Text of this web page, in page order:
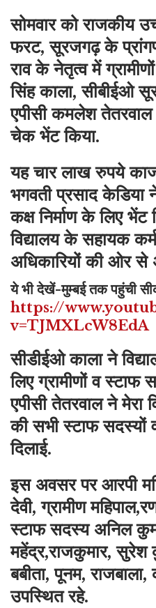
सोमवार को राजकीय
फरट, सूरजगढ़ के प्रांगण
राव के नेतृत्व में
सिंह काला, सीबीईओ
एपीसी कमलेश
चेक भेंट किया.
यह चार लाख रुपये
भगवती प्रसाद केडिया
कक्ष निर्माण के लिए
विद्यालय के सहायक
अधिकारियों की ओर से
ये भी देखें-मुम्बई तक पहुंची
https://
v=TJMXLcW8EdA
सीडीईओ काला ने
लिए ग्रामीणों व स्टाफ
एपीसी तेतरवाल ने मेरा
की सभी स्टाफ सदस्यों व
दिलाई.
इस अवसर पर आरपी
देवी, ग्रामीण
स्टाफ सदस्य अनिल
महेंद्र,राजकुमार, सुरेश
बबीता, पूनम,
उपस्थित रहे.